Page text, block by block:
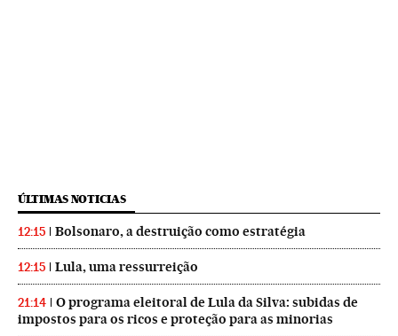
ÚLTIMAS NOTICIAS
12:15 Bolsonaro, a destruição como estratégia
12:15 Lula, uma ressurreição
21:14
O programa eleitoral de Lula da Silva: subidas de
impostos para os ricos e proteção para as minorias